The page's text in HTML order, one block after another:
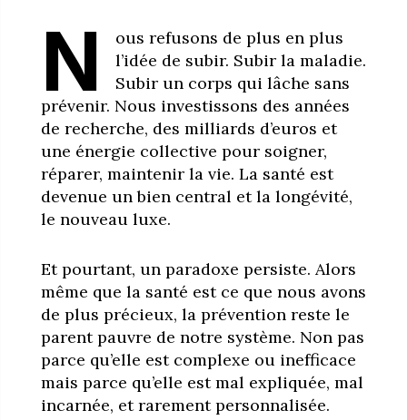
N
ous refusons de plus en plus
l’idée de subir. Subir la maladie.
Subir un corps qui lâche sans
prévenir. Nous investissons des années
de recherche, des milliards d’euros et
une énergie collective pour soigner,
réparer, maintenir la vie. La santé est
devenue un bien central et la longévité,
le nouveau luxe.
Et pourtant, un paradoxe persiste. Alors
même que la santé est ce que nous avons
de plus précieux, la prévention reste le
parent pauvre de notre système. Non pas
parce qu’elle est complexe ou inefficace
mais parce qu’elle est mal expliquée, mal
incarnée, et rarement personnalisée.